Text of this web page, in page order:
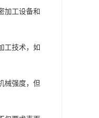
加工设备和
工技术，如
械强度，但